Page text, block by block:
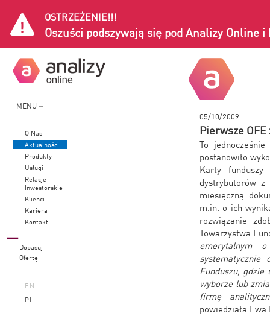
OSTRZEŻENIE!!!
Oszuści podszywają się pod Analizy Online i
MENU
O Nas
Aktualności
Produkty
Usługi
Relacje
Inwestorskie
Klienci
Kariera
Kontakt
Dopasuj
Ofertę
EN
PL
05/10/2009
Pierwsze
To
postanowiło
Karty
dystrybutorów
miesięczną
m.in. o ich
rozwiązanie
Towarzystwa
emerytalnym
Funduszu,
wyborze lub
firmę
powiedziała